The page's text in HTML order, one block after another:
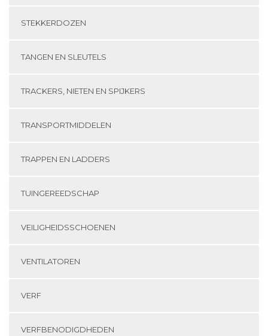
STEKKERDOZEN
TANGEN EN SLEUTELS
TRACKERS, NIETEN EN SPIJKERS
TRANSPORTMIDDELEN
TRAPPEN EN LADDERS
TUINGEREEDSCHAP
VEILIGHEIDSSCHOENEN
VENTILATOREN
VERF
VERFBENODIGDHEDEN